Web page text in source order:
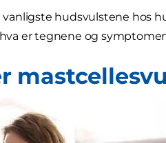
vanligste hudsvulstene hos
er tegnene og